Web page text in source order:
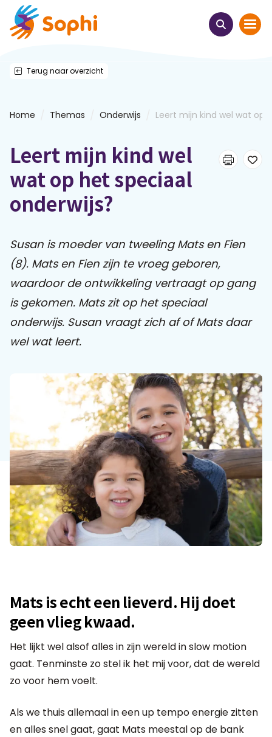
Thema's
Leren & ontmoeten
Webinars
E-learnings
Themabijeenkomsten
Praat mee
Terug naar overzicht
Home Themas Onderwijs Leert mijn kind wel wat op...
Leert mijn kind wel
wat op het speciaal
onderwijs?
Susan is moeder van tweeling Mats en Fien
(8). Mats en Fien zijn te vroeg geboren,
waardoor de ontwikkeling vertraagt op gang
is gekomen. Mats zit op het speciaal
onderwijs. Susan vraagt zich af of Mats daar
wel wat leert.
Mats is echt een lieverd. Hij doet
geen vlieg kwaad.
Het lijkt wel alsof alles in zijn wereld in slow motion
gaat. Tenminste zo stel ik het mij voor, dat de wereld
zo voor hem voelt.
Als we thuis allemaal in een up tempo energie zitten
en alles snel gaat, gaat Mats meestal op de bank